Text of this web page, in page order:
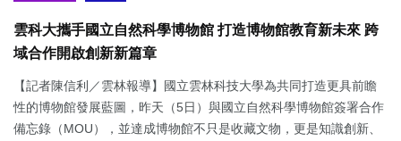
雲科大攜手國立自然科學博物館 打造博物館教育新未來 跨
域合作開啟創新新篇章
【記者陳信利／雲林報導】國立雲林科技大學為共同打造更具前瞻
性的博物館發展藍圖，昨天（5日）與國立自然科學博物館簽署合作
備忘錄（MOU），並達成博物館不只是收藏文物，更是知識創新、